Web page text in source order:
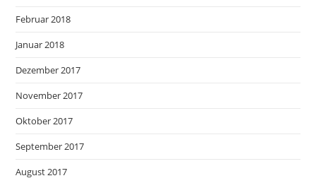
Februar 2018
Januar 2018
Dezember 2017
November 2017
Oktober 2017
September 2017
August 2017